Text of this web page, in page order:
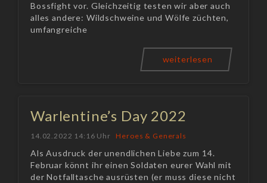
Bossfight vor. Gleichzeitig testen wir aber auch
alles andere: Wildschweine und Wölfe züchten,
umfangreiche
weiterlesen
Warlentine’s Day 2022
14.02.2022 14:16 Uhr Heroes & Generals
Als Ausdruck der unendlichen Liebe zum 14.
Februar könnt ihr einen Soldaten eurer Wahl mit
der Notfalltasche ausrüsten (er muss diese nicht